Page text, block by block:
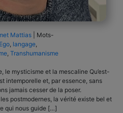
Mattias
Mots-
Ego, langage,
, Transhumanisme
le mysticisme et la mescaline Qu’est-
intemporelle et, par essence, sans
jamais cesser de la poser.
postmodernes, la vérité existe bel et
qui nous guide […]